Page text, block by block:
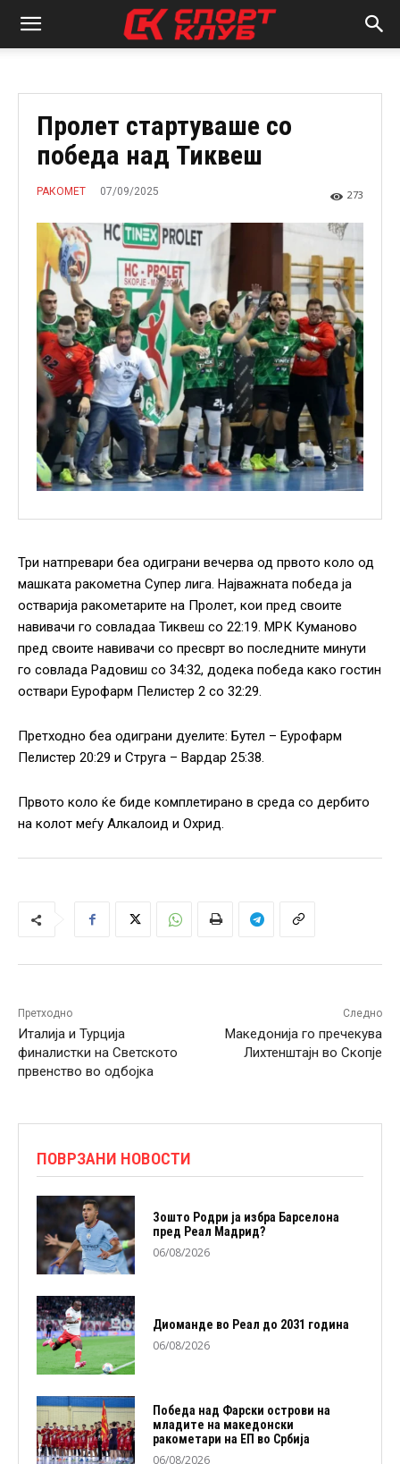
Пролет стартуваше со
победа над Тиквеш
РАКОМЕТ 07/09/2025 273
Три натпревари беа одиграни вечерва од првото коло од
машката ракометна Супер лига. Најважната победа ја
остварија ракометарите на Пролет, кои пред своите
навивачи го совладаа Тиквеш со 22:19. МРК Куманово
пред своите навивачи со пресврт во последните минути
го совлада Радовиш со 34:32, додека победа како гостин
оствари Еурофарм Пелистер 2 со 32:29.
Претходно беа одиграни дуелите: Бутел – Еурофарм
Пелистер 20:29 и Струга – Вардар 25:38.
Првото коло ќе биде комплетирано в среда со дербито
на колот меѓу Алкалоид и Охрид.
Претходно
Италија и Турција
финалистки на Светското
првенство во одбојка
Следно
Македонија го пречекува
Лихтенштајн во Скопје
ПОВРЗАНИ НОВОСТИ
Зошто Родри ја избра Барселона
пред Реал Мадрид?
06/08/2026
Диоманде во Реал до 2031 година
06/08/2026
Победа над Фарски острови на
младите на македонски
ракометари на ЕП во Србија
06/08/2026